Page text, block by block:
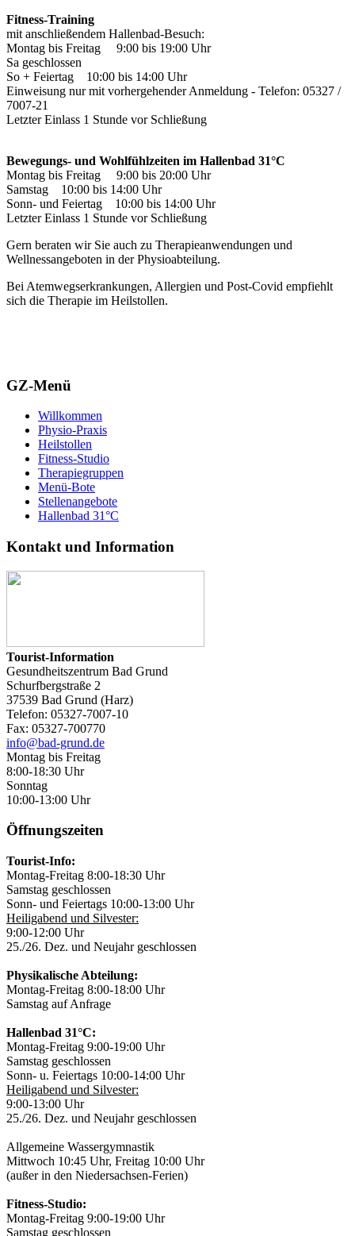
Fitness-Training
mit anschließendem Hallenbad-Besuch:
Montag bis Freitag 9:00 bis 19:00 Uhr
Sa geschlossen
So + Feiertag 10:00 bis 14:00 Uhr
Einweisung nur mit vorhergehender Anmeldung - Telefon: 05327 /
7007-21
Letzter Einlass 1 Stunde vor Schließung
Bewegungs- und Wohlfühlzeiten im Hallenbad 31°C
Montag bis Freitag 9:00 bis 20:00 Uhr
Samstag 10:00 bis 14:00 Uhr
Sonn- und Feiertag 10:00 bis 14:00 Uhr
Letzter Einlass 1 Stunde vor Schließung
Gern beraten wir Sie auch zu Therapie­anwendungen und
Wellnessangeboten in der Physioabteilung.
Bei Atemwegserkrankungen, Allergien und Post-Covid empfiehlt
sich die Therapie im Heilstollen.
GZ-Menü
Willkommen
Physio-Praxis
Heilstollen
Fitness-Studio
Therapiegruppen
Menü-Bote
Stellenangebote
Hallenbad 31°C
Kontakt und Information
Tourist-Information
Gesundheitszentrum Bad Grund
Schurfbergstraße 2
37539 Bad Grund (Harz)
Telefon: 05327-7007-10
Fax: 05327-700770
info@bad-grund.de
Montag bis Freitag
8:00-18:30 Uhr
Sonntag
10:00-13:00 Uhr
Öffnungszeiten
Tourist-Info:
Montag-Freitag 8:00-18:30 Uhr
Samstag geschlossen
Sonn- und Feiertags 10:00-13:00 Uhr
Heiligabend und Silvester:
9:00-12:00 Uhr
25./26. Dez. und Neujahr geschlossen
Physikalische Abteilung:
Montag-Freitag 8:00-18:00 Uhr
Samstag auf Anfrage
Hallenbad 31°C:
Montag-Freitag 9:00-19:00 Uhr
Samstag geschlossen
Sonn- u. Feiertags 10:00-14:00 Uhr
Heiligabend und Silvester:
9:00-13:00 Uhr
25./26. Dez. und Neujahr geschlossen
Allgemeine Wassergymnastik
Mittwoch 10:45 Uhr, Freitag 10:00 Uhr
(außer in den Niedersachsen-Ferien)
Fitness-Studio:
Montag-Freitag 9:00-19:00 Uhr
Samstag geschlossen